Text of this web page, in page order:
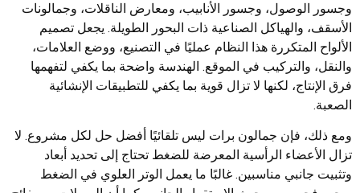
وجسور الوصول، وجسور الأنابيب، ومعارض الناقلات، وجمالونات
الأسقف، والهياكل الصناعية ذات البحور الطويلة. يجعل تصميم
الألواح المتكررة هذا النظام عمليًا في التصنيع، ووضع العلامات،
والنقل، والتركيب في الموقع. الهندسة واضحة بما يكفي لتفهمها
فرق الإنتاج، لكنها لا تزال قوية بما يكفي للتطبيقات الإنشائية
الصعبة.
ومع ذلك، فإن جمالون برات ليس تلقائيًا أفضل حل لكل مشروع. لا
تزال الأعضاء الرأسية المعرضة للضغط تحتاج إلى تحديد أبعاد
وتثبيت جانبي مناسبين. غالبًا ما يعمل الوتر العلوي في الضغط